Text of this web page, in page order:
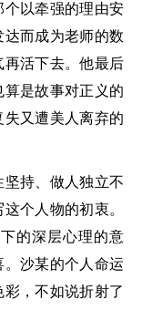
个以牵强的理由安
而成为老师的数
活下去。他最后
是故事对正义的
又遭美人离弃的
持、做人独立不
个人物的初衷。
的深层心理的意
。沙某的个人命运
，不如说折射了